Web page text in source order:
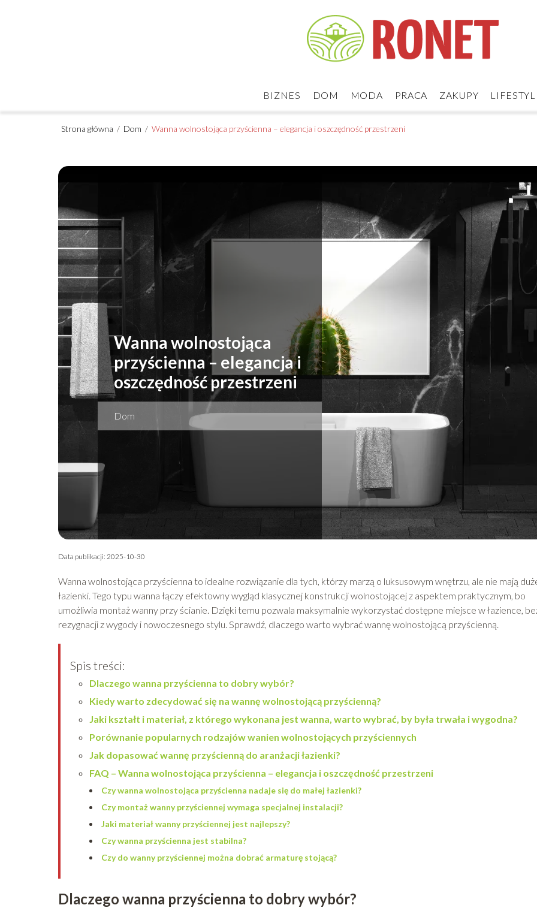
BIZNES DOM MODA PRACA ZAKUPY
Strona główna / Dom / Wanna wolnostojąca przyścienna – elegancja i oszczędność przestrzeni
Wanna wolnostojąca
przyścienna – elegancja i
oszczędność przestrzeni
Dom
Data publikacji: 2025-10-30
Wanna wolnostojąca przyścienna to idealne rozwiązanie dla tych, którzy marzą o luksusowym wnętrzu, ale nie mają
łazienki. Tego typu wanna łączy efektowny wygląd klasycznej konstrukcji wolnostojącej z aspektem praktycznym, bo
umożliwia montaż wanny przy ścianie. Dzięki temu pozwala maksymalnie wykorzystać dostępne miejsce w łazience,
rezygnacji z wygody i nowoczesnego stylu. Sprawdź, dlaczego warto wybrać wannę wolnostojącą przyścienną.
Spis treści:
Dlaczego wanna przyścienna to dobry wybór?
Kiedy warto zdecydować się na wannę wolnostojącą przyścienną?
Jaki kształt i materiał, z którego wykonana jest wanna, warto wybrać, by była trwała i wygodna?
Porównanie popularnych rodzajów wanien wolnostojących przyściennych
Jak dopasować wannę przyścienną do aranżacji łazienki?
FAQ – Wanna wolnostojąca przyścienna – elegancja i oszczędność przestrzeni
Czy wanna wolnostojąca przyścienna nadaje się do małej łazienki?
Czy montaż wanny przyściennej wymaga specjalnej instalacji?
Jaki materiał wanny przyściennej jest najlepszy?
Czy wanna przyścienna jest stabilna?
Czy do wanny przyściennej można dobrać armaturę stojącą?
Dlaczego wanna przyścienna to dobry wybór?